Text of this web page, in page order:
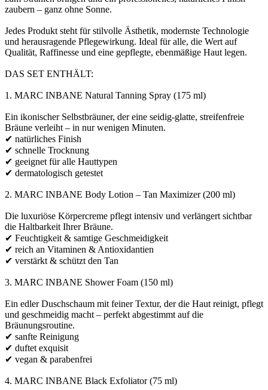
zaubern – ganz ohne Sonne.
Jedes Produkt steht für stilvolle Ästhetik, modernste Technologie
und herausragende Pflegewirkung. Ideal für alle, die Wert auf
Qualität, Raffinesse und eine gepflegte, ebenmäßige Haut legen.
DAS SET ENTHÄLT:
1. MARC INBANE Natural Tanning Spray (175 ml)
Ein ikonischer Selbstbräuner, der eine seidig-glatte, streifenfreie
Bräune verleiht – in nur wenigen Minuten.
✔ natürliches Finish
✔ schnelle Trocknung
✔ geeignet für alle Hauttypen
✔ dermatologisch getestet
2. MARC INBANE Body Lotion – Tan Maximizer (200 ml)
Die luxuriöse Körpercreme pflegt intensiv und verlängert sichtbar
die Haltbarkeit Ihrer Bräune.
✔ Feuchtigkeit & samtige Geschmeidigkeit
✔ reich an Vitaminen & Antioxidantien
✔ verstärkt & schützt den Tan
3. MARC INBANE Shower Foam (150 ml)
Ein edler Duschschaum mit feiner Textur, der die Haut reinigt, pflegt
und geschmeidig macht – perfekt abgestimmt auf die
Bräunungsroutine.
✔ sanfte Reinigung
✔ duftet exquisit
✔ vegan & parabenfrei
4. MARC INBANE Black Exfoliator (75 ml)